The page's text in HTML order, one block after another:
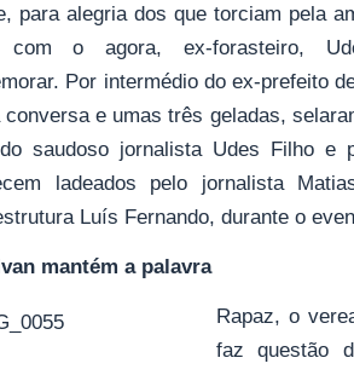
para alegria dos que torciam pela
com o agora, ex-forasteiro,
Por intermédio do ex-prefeito
conversa e umas três geladas,
saudoso jornalista Udes Filho e
ladeados pelo jornalista
Luís Fernando, durante o
mantém a palavra
Rapaz, o
faz questão